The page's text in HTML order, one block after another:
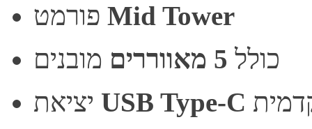
Mid Tower
כולל 5 מאווררים
מובנים
USB Type-C